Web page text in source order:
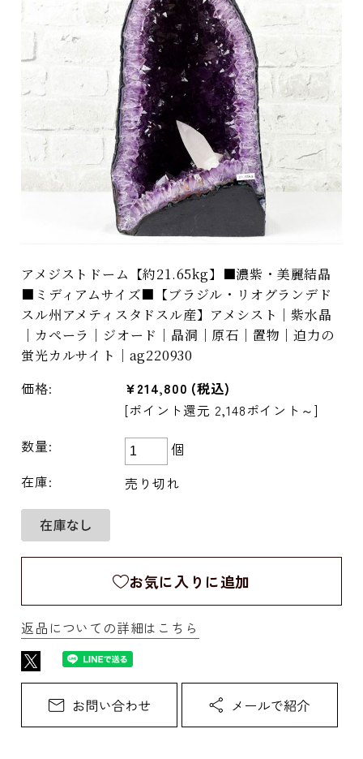
アメジストドーム【約21.65kg】■濃紫・美麗結晶
■ミディアムサイズ■【ブラジル・リオグランデド
スル州アメティスタドスル産】アメシスト｜紫水晶
｜カペーラ｜ジオード｜晶洞｜原石｜置物｜迫力の
蛍光カルサイト｜ag220930
価格: ¥214,800 (税込)
[ポイント還元 2,148ポイント～]
数量:
個
在庫:
売り切れ
お気に入りに追加
返品についての詳細はこちら